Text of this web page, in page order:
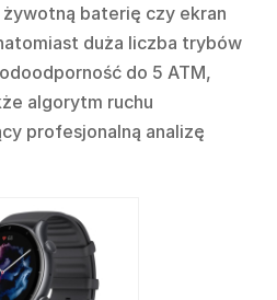
żywotną baterię czy ekran
duża liczba trybów
do 5 ATM,
algorytm ruchu
profesjonalną analizę